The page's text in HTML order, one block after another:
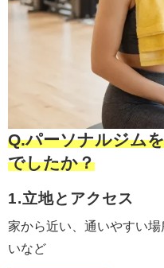
Q.パーソナルジム
でしたか？
1.立地とアクセス
家から近い、通いやすい場
いなど